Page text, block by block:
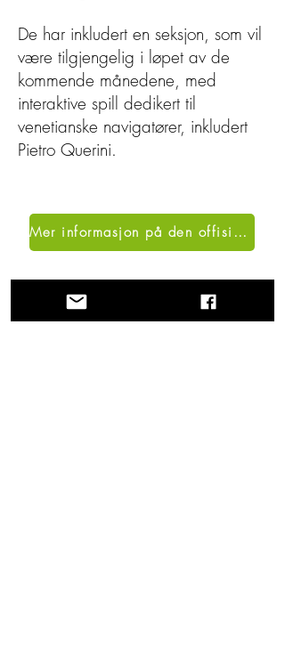
De har inkludert en seksjon, som vil
være tilgjengelig i løpet av de
kommende månedene, med
interaktive spill dedikert til
venetianske navigatører, inkludert
Pietro Querini.
Mer informasjon på den offisielle nettsiden